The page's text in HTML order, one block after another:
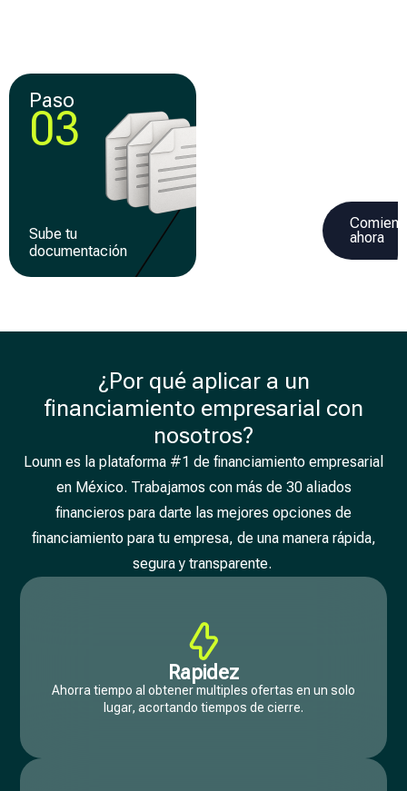
Paso
03
Sube tu
documentación
ahora
¿Por qué aplicar a un
financiamiento empresarial con
nosotros?
Lounn es la plataforma #1 de financiamiento empresarial
en México. Trabajamos con más de 30 aliados
financieros para darte las mejores opciones de
financiamiento para tu empresa, de una manera rápida,
segura y transparente.
Rapidez
Ahorra tiempo al obtener multiples ofertas en un solo
lugar, acortando tiempos de cierre.